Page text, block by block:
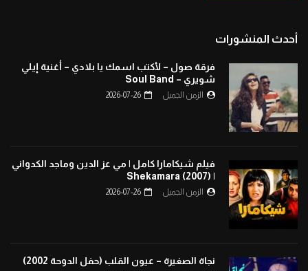
أحدث المنشورات
فرقة صول – لأكتب اسمك يا بلادي – أغنية إيلي
شويري – Soul Band
الزمن الجميل 2026-07-26
فيلم شيكامارا كامل | مي عز الدين وماجد الكدواني
| Shekamara (2007)
الزمن الجميل 2026-07-26
نجاة الصغيرة – عيون القلب (حفل الدوحة 2002)